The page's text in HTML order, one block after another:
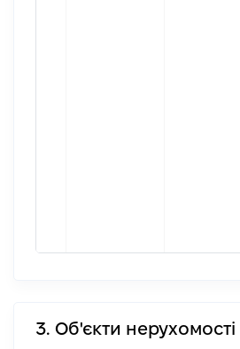
3. Об'єкти нерухомості